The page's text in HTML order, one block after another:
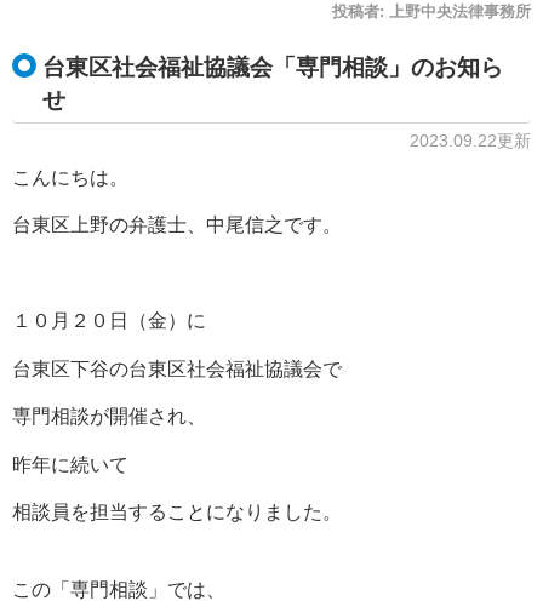
投稿者: 上野中央法律事務所
台東区社会福祉協議会「専門相談」のお知ら
せ
2023.09.22更新
こんにちは。
台東区上野の弁護士、中尾信之です。
１０月２０日（金）に
台東区下谷の台東区社会福祉協議会で
専門相談が開催され、
昨年に続いて
相談員を担当することになりました。
この「専門相談」では、